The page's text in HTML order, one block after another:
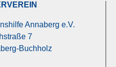
Annaberg e.V.
7
Buchholz